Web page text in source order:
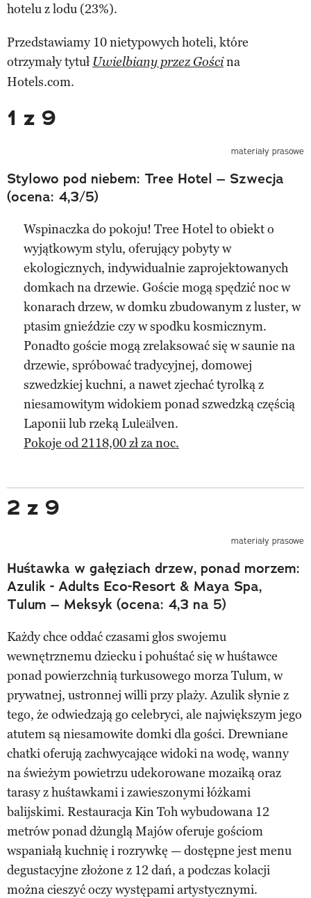
hotelu z lodu (23%).
Przedstawiamy 10 nietypowych hoteli, które
otrzymały tytuł Uwielbiany przez Gościna
Hotels.com.
1 z 9
materiały prasowe
Stylowo pod niebem: Tree Hotel – Szwecja
(ocena: 4,3/5)
Wspinaczka do pokoju! Tree Hotel to obiekt o
wyjątkowym stylu, oferujący pobyty w
ekologicznych, indywidualnie zaprojektowanych
domkach na drzewie. Goście mogą spędzić noc w
konarach drzew, w domku zbudowanym z luster, w
ptasim gnieździe czy w spodku kosmicznym.
Ponadto goście mogą zrelaksować się w saunie na
drzewie, spróbować tradycyjnej, domowej
szwedzkiej kuchni, a nawet zjechać tyrolką z
niesamowitym widokiem ponad szwedzką częścią
Laponii lub rzeką Luleälven.
Pokoje od 2118,00 zł za noc.
2 z 9
materiały prasowe
Huśtawka w gałęziach drzew, ponad morzem:
Azulik - Adults Eco-Resort & Maya Spa,
Tulum – Meksyk (ocena: 4,3 na 5)
Każdy chce oddać czasami głos swojemu
wewnętrznemu dziecku i pohuśtać się w huśtawce
ponad powierzchnią turkusowego morza Tulum, w
prywatnej, ustronnej willi przy plaży. Azulik słynie z
tego, że odwiedzają go celebryci, ale największym jego
atutem są niesamowite domki dla gości. Drewniane
chatki oferują zachwycające widoki na wodę, wanny
na świeżym powietrzu udekorowane mozaiką oraz
tarasy z huśtawkami i zawieszonymi łóżkami
balijskimi. Restauracja Kin Toh wybudowana 12
metrów ponad dżunglą Majów oferuje gościom
wspaniałą kuchnię i rozrywkę — dostępne jest menu
degustacyjne złożone z 12 dań, a podczas kolacji
można cieszyć oczy występami artystycznymi.